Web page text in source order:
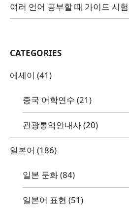
여러 언어 공부할 때 가이드 시
CATEGORIES
에세이 (41)
중국 어학연수 (21)
관광통역안내사(20)
일본어 (186)
일본 문화(84)
일본어 표현 (51)